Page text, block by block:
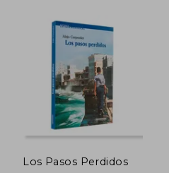
40%
dcto.
Los Pasos Perdidos